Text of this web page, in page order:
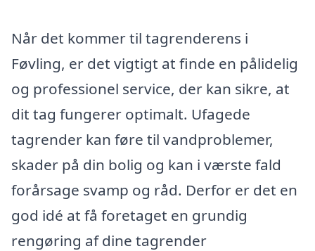
Når det kommer til tagrenderens i
Føvling, er det vigtigt at finde en pålidelig
og professionel service, der kan sikre, at
dit tag fungerer optimalt. Ufagede
tagrender kan føre til vandproblemer,
skader på din bolig og kan i værste fald
forårsage svamp og råd. Derfor er det en
god idé at få foretaget en grundig
rengøring af dine tagrender